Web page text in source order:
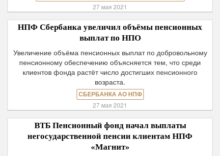
27 мая 2021
НПФ Сбербанка увеличил объёмы пенсионных
выплат по НПО
Увеличение объёма пенсионных выплат по добровольному
пенсионному обеспечению объясняется тем, что среди
клиентов фонда растёт число достигших пенсионного
возраста.
СБЕРБАНКА АО НПФ
27 мая 2021
ВТБ Пенсионный фонд начал выплаты
негосударственной пенсии клиентам НПФ
«Магнит»